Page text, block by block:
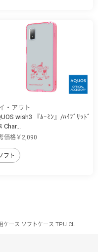
・アウト
wish3 『ﾑｰﾐﾝ』/ﾊｲﾌﾞﾘｯﾄﾞ
Char...
価格￥2,090
フト
ケース ソフトケース TPU CL